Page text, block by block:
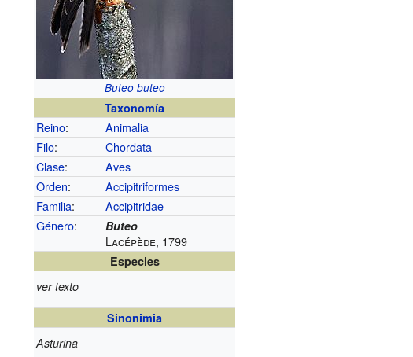
Buteo buteo
Taxonomía
Reino:
Animalia
Filo:
Chordata
Clase:
Aves
Orden:
Accipitriformes
Familia:
Accipitridae
Género: Buteo
Lacépède, 1799
Especies
ver texto
Sinonimia
Asturina